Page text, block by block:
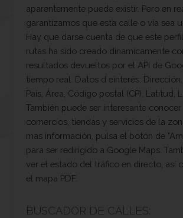
aparentemente puede existir. Pero en
garantizamos que esta calle o vía sea
Hay que darse cuenta de que este
rutas ha sido creado dinamicamente
resultados devueltos por el API de
tiempo real. Datos d einterés:
País, Área, Código postal (CP), Latitud,
También puede ser interesante
comercios, tiendas y servicios de la
mas información, pulsa el botón de
para ser redirigido a Google Maps.
ver el estado del tráfico en directo, así
el mapa PDF.
BUSCADOR DE CALLES: